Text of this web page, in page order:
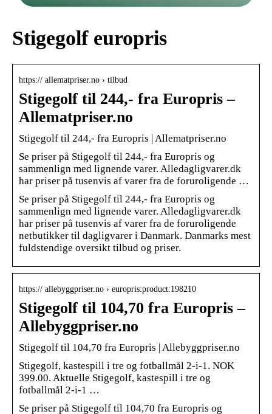
Stigegolf europris
https:// allematpriser.no › tilbud
Stigegolf til 244,- fra Europris –
Allematpriser.no
Stigegolf til 244,- fra Europris | Allematpriser.no
Se priser på Stigegolf til 244,- fra Europris og
sammenlign med lignende varer. Alledagligvarer.dk
har priser på tusenvis af varer fra de foruroligende …
Se priser på Stigegolf til 244,- fra Europris og
sammenlign med lignende varer. Alledagligvarer.dk
har priser på tusenvis af varer fra de foruroligende
netbutikker til dagligvarer i Danmark. Danmarks mest
fuldstendige oversikt tilbud og priser.
https:// allebyggpriser.no › europris:product:198210
Stigegolf til 104,70 fra Europris –
Allebyggpriser.no
Stigegolf til 104,70 fra Europris | Allebyggpriser.no
Stigegolf, kastespill i tre og fotballmål 2-i-1. NOK
399.00. Aktuelle Stigegolf, kastespill i tre og
fotballmål 2-i-1 …
Se priser på Stigegolf til 104,70 fra Europris og